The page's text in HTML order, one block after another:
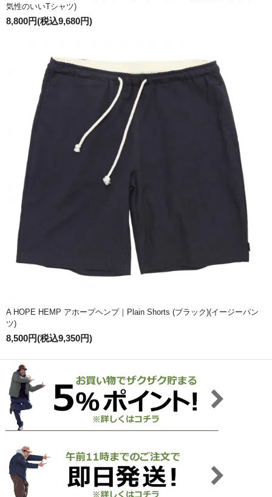
気性のいいTシャツ)
8,800円(税込9,680円)
A HOPE HEMP アホープヘンプ｜Plain Shorts (ブラック)(イージーパン
ツ)
8,500円(税込9,350円)